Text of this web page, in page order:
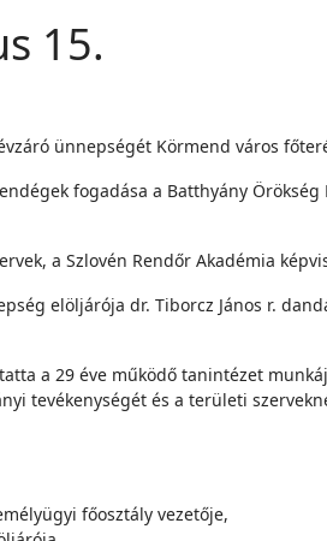
15.
ünnepségét Körmend város
fogadása a Batthyány
a Szlovén Rendőr Akadémia
elöljárója dr. Tiborcz János r.
a 29 éve működő tanintézet
tevékenységét és a területi
főosztály vezetője,